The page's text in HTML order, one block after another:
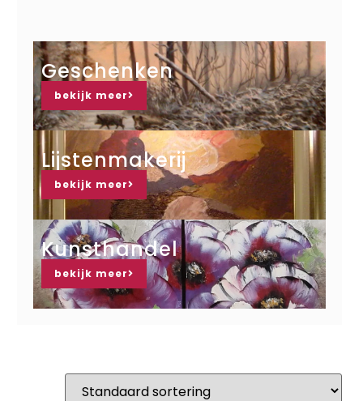
Geschenken
bekijk meer
Lijstenmakerij
bekijk meer
Kunsthandel
bekijk meer